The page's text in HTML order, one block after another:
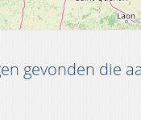
gevonden die